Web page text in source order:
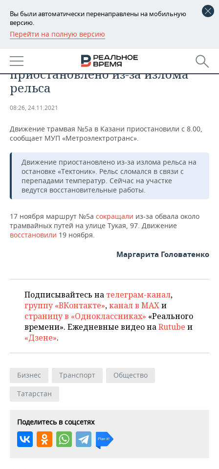
Вы были автоматически перенаправлены на мобильную
версию.
Перейти на полную версию
РЕГИОНЫ
БАШКОРТОСТАН
ТАТАРСТАН
НОВОСТИ
АНАЛИТИКА
ДЕКЛАРАЦИИ О ДОХОДАХ
ВУЗЫ ТАТАРСТАНА
КОМУ ПРИНАДЛЕЖАТ
ТОРГОВЫЕ ЦЕНТРЫ
НОВОСТИ ЭКОНОМИКИ
БАНКИ
БЮДЖЕТ
ИНВЕСТИЦИИ
ПРОМЫШЛЕННОСТЬ
ПРОМЫШЛЕННОСТИ
АГРОПРОМ
МАШИНОСТРОЕНИЕ
НЕФТЕХИМИЯ
ЭНЕРГЕТИКА
НОВОСТИ НЕДВИЖИМОСТИ
АВТО
НОВОСТИ АВТО
БИЗНЕС
НОВОСТИ БИЗНЕСА
РОЗНИЧНАЯ ТОРГОВЛЯ
УСЛУГИ
ТЕХНОЛОГИИ
НОВОСТИ ТЕХНОЛОГИЙ
МЕДИА
ТЕЛЕКОММУНИКАЦИИ
МЕРОПРИЯТИЯ
ВЫЕЗДНАЯ РЕДАКЦИЯ
БИЗНЕС-БРАНЧИ
ONLINE-КОНФЕРЕНЦИИ
НОВОСТИ СПОРТА
ФУТБОЛ
ХОККЕЙ
ВОЛЕЙБОЛ
КИБЕРСПОРТ
ФИГУРНОЕ КАТАНИЕ
ВОДНЫЕ ВИДЫ СПОРТА
ОБЩЕСТВО
НОВОСТИ ОБЩЕСТВА
ВЛАСТЬ
ИСТОРИЯ
КУЛЬТУРА
МЕДИЦИНА
ОБРАЗОВАНИЕ
ФОТОГАЛЕРЕЯ
СЮЖЕТЫ
СПИСОК ПЕРСОН
СПИСОК КОМПАНИЙ
ПОЛНАЯ ВЕРСИЯ
В Казани движение трамвая №5а
приостановлено из-за излома
рельса
08:26, 24.11.2021
Движение трамвая №5а в Казани приостановили с 8.00,
сообщает МУП «Метроэлектротранс».
Движение приостановлено из-за излома рельса на
остановке «Тектоник». Рельс сломался в связи с
перепадами температур. Сейчас на участке
ведутся восстановительные работы.
17 ноября маршрут №5а сокращали из-за обвала около
трамвайных путей на улице Тукая, 97. Движение
восстановили 19 ноября.
Маргарита Головатенко
Подписывайтесь на телеграм-канал,
группу «ВКонтакте»,канал в MAXи
страницу в «Одноклассниках» «Реального
времени». Ежедневные видео наRutube и
«Дзене».
Бизнес Транспорт
Общество
Татарстан
Поделитесь в соцсетях